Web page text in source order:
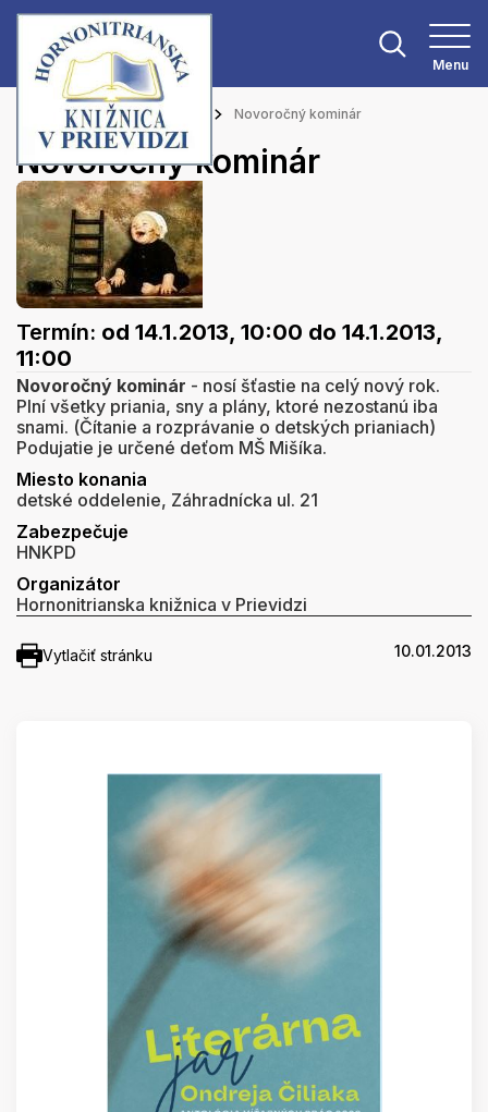
Menu
Hlavná stránka Podujatia Novoročný kominár
Novoročný kominár
Termín: od 14.1.2013, 10:00 do 14.1.2013,
11:00
Novoročný kominár - nosí šťastie na celý nový rok.
Plní všetky priania, sny a plány, ktoré nezostanú iba
snami. (Čítanie a rozprávanie o detských prianiach)
Podujatie je určené deťom MŠ Mišíka.
Miesto konania
detské oddelenie, Záhradnícka ul. 21
Zabezpečuje
HNKPD
Organizátor
Hornonitrianska knižnica v Prievidzi
Vytlačiť stránku 10.01.2013